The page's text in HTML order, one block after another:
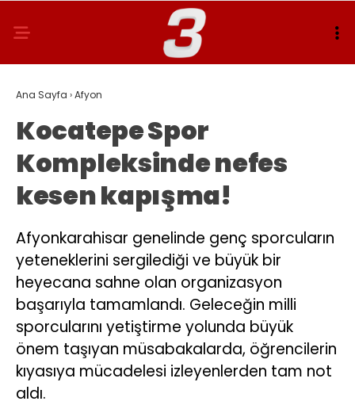
Ana Sayfa ›Afyon
Kocatepe Spor
Kompleksinde nefes
kesen kapışma!
Afyonkarahisar genelinde genç sporcuların
yeteneklerini sergilediği ve büyük bir
heyecana sahne olan organizasyon
başarıyla tamamlandı. Geleceğin milli
sporcularını yetiştirme yolunda büyük
önem taşıyan müsabakalarda, öğrencilerin
kıyasıya mücadelesi izleyenlerden tam not
aldı.